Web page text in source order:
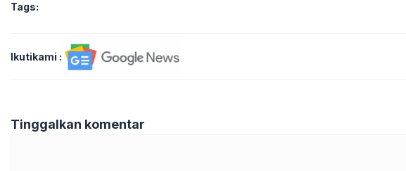
Tags:
Ikutikami :
Tinggalkan komentar